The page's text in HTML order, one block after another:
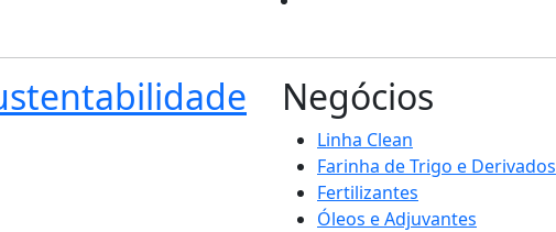
Negócios
Linha Clean
Farinha de Trigo e Derivados
Fertilizantes
Óleos e Adjuvantes